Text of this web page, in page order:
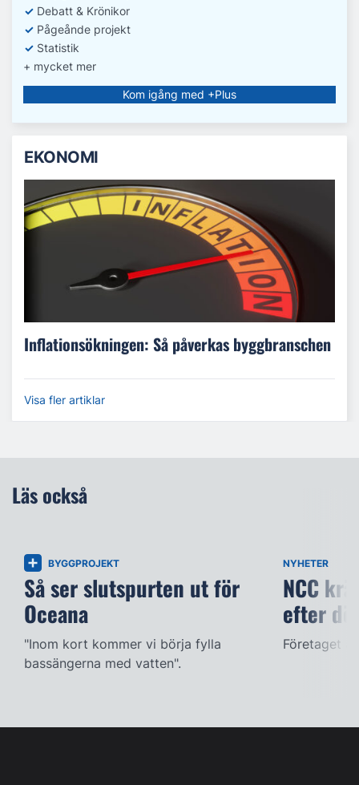
✓ Debatt & Krönikor
✓ Pågeånde projekt
✓ Statistik
+ mycket mer
Kom igång med +Plus
EKONOMI
Inflationsökningen: Så påverkas byggbranschen
Visa fler artiklar
Läs också
BYGGPROJEKT
Så ser slutspurten ut för
Oceana
"Inom kort kommer vi börja fylla
bassängerna med vatten".
NYHETER
NCC
efter
Företaget